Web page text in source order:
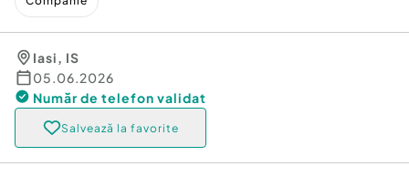
Iasi, IS
05.06.2026
Număr de telefon validat
Salvează la favorite